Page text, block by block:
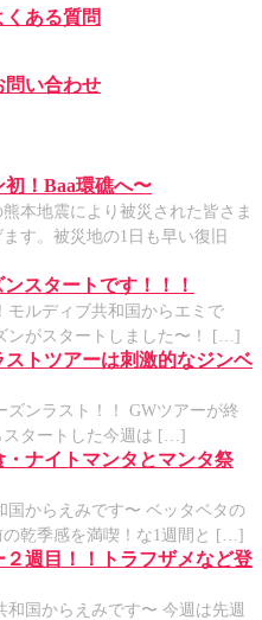
くある質問
問い合わせ
！Baa環礁へ〜
本地震により被災された皆さま
す。被災地の1日も早い復旧
スタートです！！！
モルディブ共和国からエミで
ンがスタートしました〜！ […]
トツアーは刺激的なジンベ
ズンラスト！！ GWツアーが終
スタートした今週は […]
ナイトマンタとマンタ祭
国からえみです〜 ベッタベタの
乾季感を満喫！な1週間と […]
週目！！トラフザメなど登
和国からえみです〜 今週は先週